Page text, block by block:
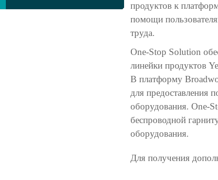
продуктов к
помощи
труда.
One-Stop Solution
линейки продуктов
В платформу
для предоставления
оборудования. One-
беспроводной
оборудования.
Для получения